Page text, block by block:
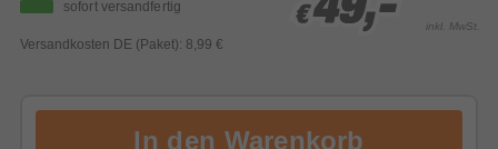
sofort versandfertig
Versandkosten DE (Paket): 8,99 €
€ 49,-
€ 49,-
€ 49,- inkl. MwSt.